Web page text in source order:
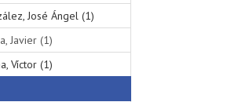
José Ángel (1)
Javier (1)
Víctor (1)